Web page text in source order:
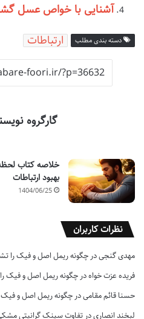
آشنایی با خواص عسل
دسته بندی مطلب ارتباطات
گارگروه
خلاصه کتاب
بهبود ارتباطات
1404/06/25
نظرات کاربران
مهدی گنجیدر چگونه ریمل اصل و فیک را
فریده عزت خواهدر چگونه ریمل اصل و فیک
حسنا قائم مقامیدر چگونه ریمل اصل و
لبخند انصاریدر تفاوت سینک گرانیتی